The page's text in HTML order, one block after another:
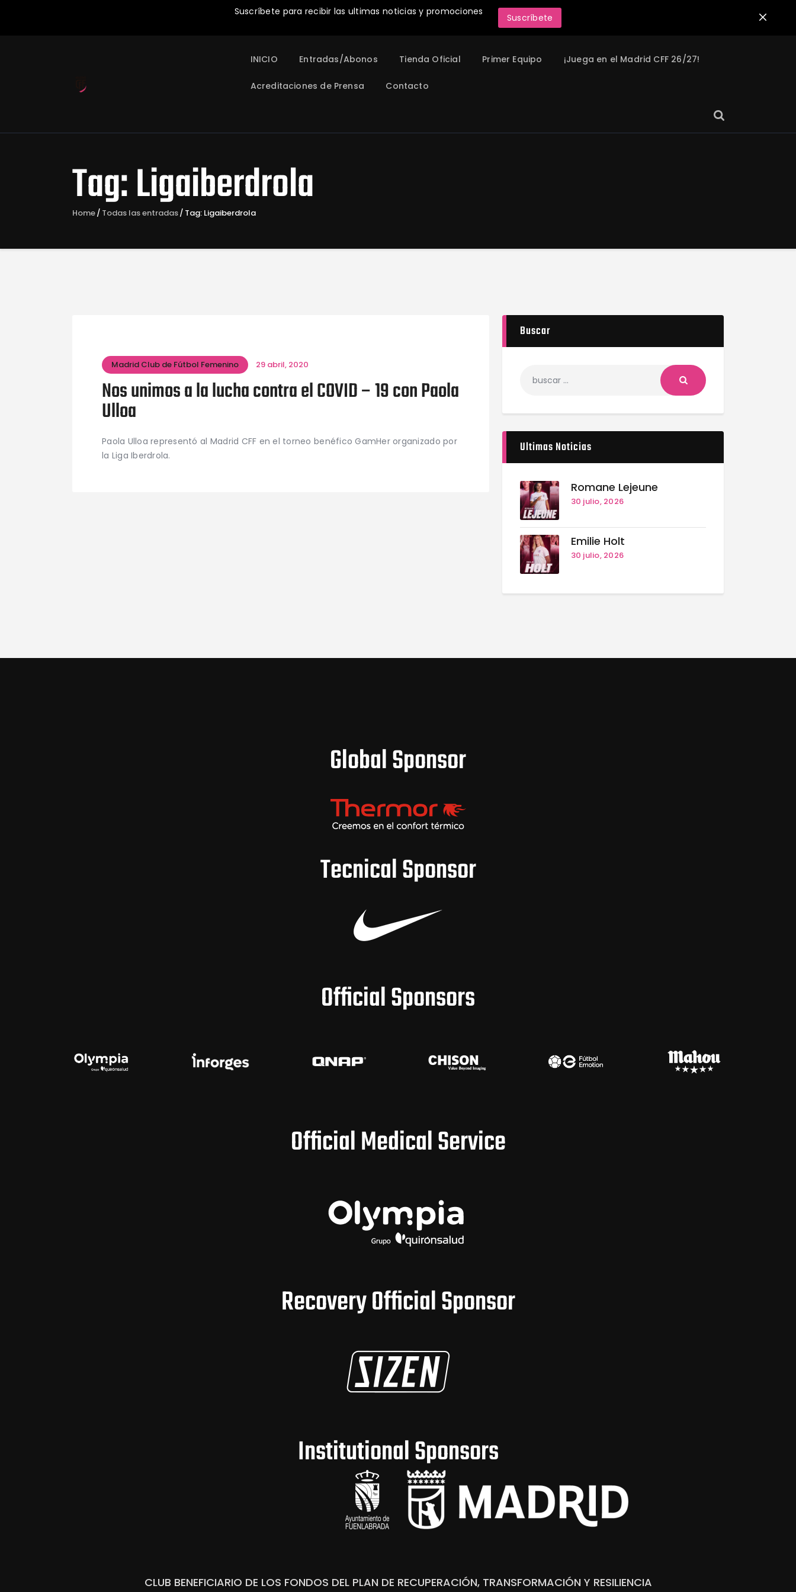
Suscríbete para recibir las ultimas noticias y promociones
Suscríbete
INICIO Entradas/Abonos Tienda Oficial Primer Equipo ¡Juega en el Madrid CFF 26/27!
Acreditaciones de Prensa Contacto
Tag: Ligaiberdrola
Home Todas las entradas Tag: Ligaiberdrola
INICIO
Tienda Oficial
¡Juega en el Madrid CFF 26/27!
Contacto
Madrid Club de Fútbol Femenino 29 abril, 2020
Nos unimos a la lucha contra el COVID – 19 con Paola
Ulloa
Paola Ulloa representó al Madrid CFF en el torneo benéfico GamHer organizado por
la Liga Iberdrola.
Buscar
Ultimas Noticias
Romane Lejeune
30 julio, 2026
Emilie Holt
30 julio, 2026
Global Sponsor
Tecnical Sponsor
Official Sponsors
Official Medical Service
Recovery Official Sponsor
Institutional Sponsors
CLUB BENEFICIARIO DE LOS FONDOS DEL PLAN DE RECUPERACIÓN, TRANSFORMACIÓN Y RESILIENCIA